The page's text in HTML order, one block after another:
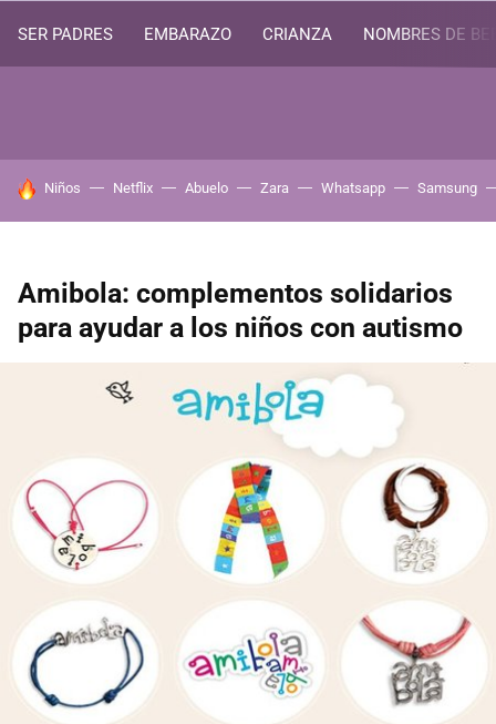
SER PADRES EMBARAZO CRIANZA NOMBRES DE
HOY SE HABLA DE
Niños Netflix Abuelo Zara Whatsapp Samsung
Amibola: complementos solidarios
para ayudar a los niños con autismo